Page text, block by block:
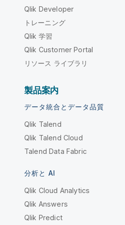
Qlik Developer
トレーニング
Qlik 学習
Qlik Customer Portal
リソース ライブラリ
製品案内
データ統合とデータ品質
Qlik Talend
Qlik Talend Cloud
Talend Data Fabric
分析と AI
Qlik Cloud Analytics
Qlik Answers
Qlik Predict